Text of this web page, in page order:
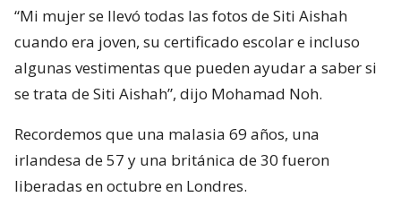
“Mi mujer se llevó todas las fotos de Siti Aishah
cuando era joven, su certificado escolar e incluso
algunas vestimentas que pueden ayudar a saber si
se trata de Siti Aishah”, dijo Mohamad Noh.
Recordemos que una malasia 69 años, una
irlandesa de 57 y una británica de 30 fueron
liberadas en octubre en Londres.